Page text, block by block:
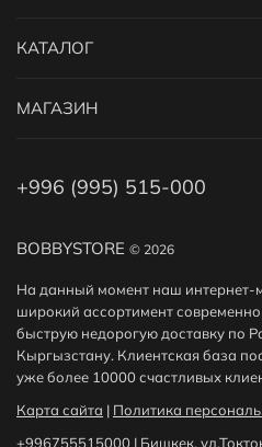
BOBBYSTORE © 2026
На данный момент наш интернет-
широкий ассортимент
быструю недорогую доставку по
Кыргызстану. Клиентская база
уже более 10000 счастливых
Карта сайта | Политика
+996755515000 | Бишкек,
КАТАЛОГ
МАГАЗИН
+996 (995) 515-000